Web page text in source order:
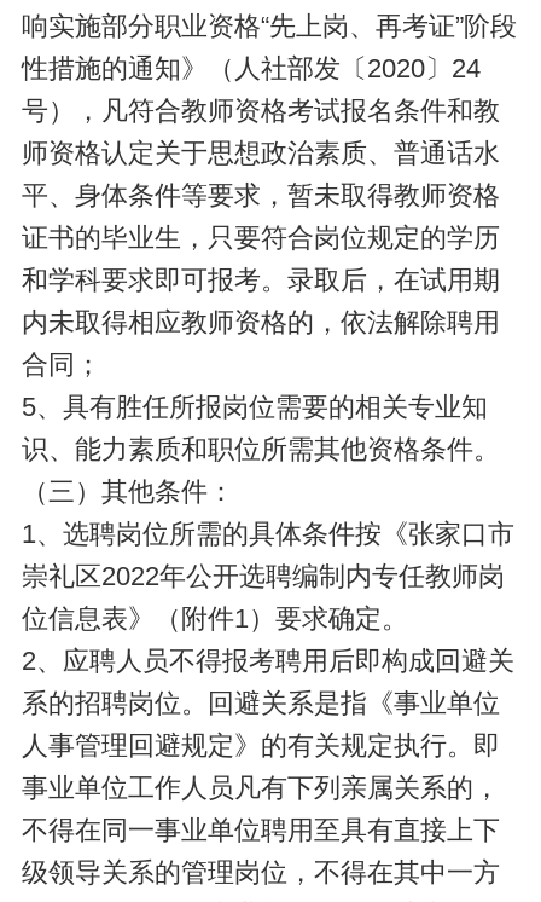
响实施部分职业资格“先上岗、再考证”阶段
性措施的通知》（人社部发〔2020〕24
号），凡符合教师资格考试报名条件和教
师资格认定关于思想政治素质、普通话水
平、身体条件等要求，暂未取得教师资格
证书的毕业生，只要符合岗位规定的学历
和学科要求即可报考。录取后，在试用期
内未取得相应教师资格的，依法解除聘用
合同；
5、具有胜任所报岗位需要的相关专业知
识、能力素质和职位所需其他资格条件。
（三）其他条件：
1、选聘岗位所需的具体条件按《张家口市
崇礼区2022年公开选聘编制内专任教师岗
位信息表》（附件1）要求确定。
2、应聘人员不得报考聘用后即构成回避关
系的招聘岗位。回避关系是指《事业单位
人事管理回避规定》的有关规定执行。即
事业单位工作人员凡有下列亲属关系的，
不得在同一事业单位聘用至具有直接上下
级领导关系的管理岗位，不得在其中一方